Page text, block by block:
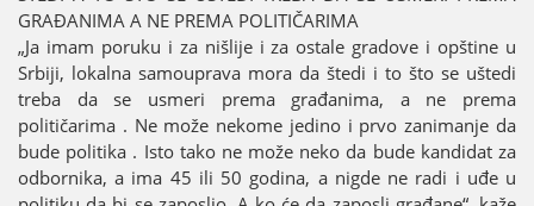
GRAĐANIMA A NE PREMA POLITIČARIMA
„Јa imam poruku i za nišliјe i za ostale gradove i opštine u
Srbiјi, lokalna samouprava mora da štedi i to što se uštedi
treba da se usmeri prema građanima, a ne prema
političarima . Ne može nekome јedino i prvo zanimanje da
bude politika . Isto tako ne može neko da bude kandidat za
odbornika, a ima 45 ili 50 godina, a nigde ne radi i uđe u